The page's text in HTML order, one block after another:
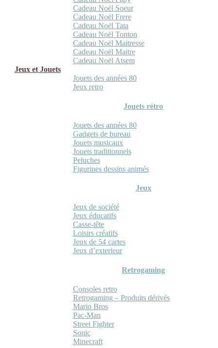
Cadeau Noël Soeur
Cadeau Noël Frere
Cadeau Noël Tata
Cadeau Noël Tonton
Cadeau Noël Maitresse
Cadeau Noël Maitre
Cadeau Noël Atsem
Jeux et Jouets
Jouets des années 80
Jeux retro
Jouets rétro
Jouets des années 80
Gadgets de bureau
Jouets musicaux
Jouets traditionnels
Peluches
Figurines dessins animés
Jeux
Jeux de société
Jeux éducatifs
Casse-tête
Loisirs créatifs
Jeux de 54 cartes
Jeux d’exterieur
Retrogaming
Consoles retro
Retrogaming – Produits dérivés
Mario Bros
Pac-Man
Street Fighter
Sonic
Minecraft